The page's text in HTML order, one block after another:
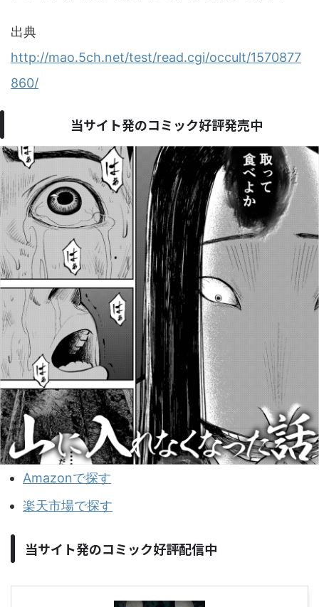
出典
http://mao.5ch.net/test/read.cgi/occult/1570877
860/
当サイト発のコミック好評発売中
Amazonで探す
楽天市場で探す
当サイト発のコミック好評配信中